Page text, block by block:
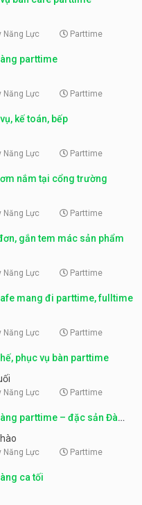
Năng Lực Parttime
parttime
Năng Lực Parttime
kế toán, bếp
Năng Lực Parttime
nắm tại cổng trường
Năng Lực Parttime
gắn tem mác sản phẩm
Năng Lực Parttime
mang đi parttime, fulltime
Năng Lực Parttime
phục vụ bàn parttime
Năng Lực Parttime
parttime – đặc sản Đà
Năng Lực Parttime
ca tối